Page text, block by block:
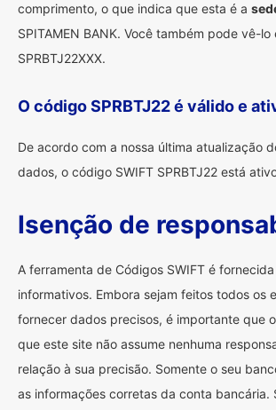
comprimento, o que indica que esta é a
SPITAMEN BANK. Você também pode vê-
SPRBTJ22XXX.
O código SPRBTJ22 é válido e
De acordo com a nossa última atualização
dados, o código SWIFT SPRBTJ22 está
Isenção de
A ferramenta de Códigos SWIFT é
informativos. Embora sejam feitos todos os
fornecer dados precisos, é importante que
que este site não assume nenhuma
relação à sua precisão. Somente o seu
as informações corretas da conta bancária.